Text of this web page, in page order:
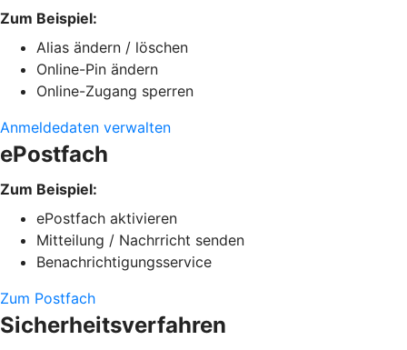
Zum Beispiel:
Alias ändern / löschen
Online-Pin ändern
Online-Zugang sperren
Anmeldedaten verwalten
ePostfach
Zum Beispiel:
ePostfach aktivieren
Mitteilung / Nachrricht senden
Benachrichtigungsservice
Zum Postfach
Sicherheitsverfahren